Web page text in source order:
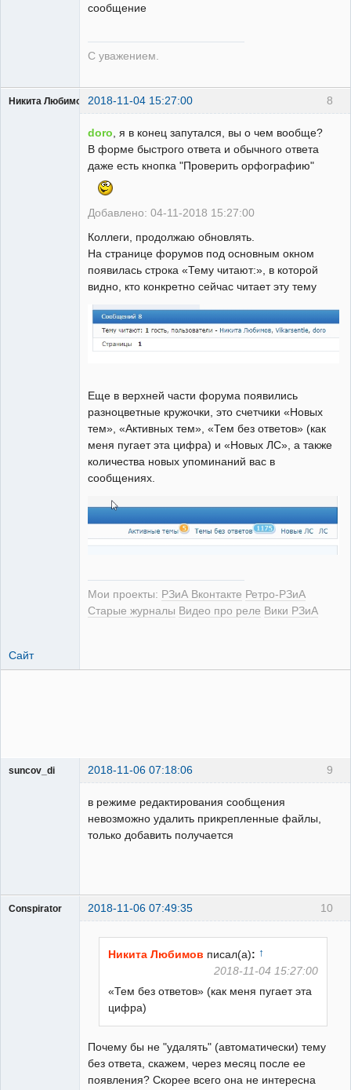
сообщение
С уважением.
8
Никита Любимов 2018-11-04 15:27:00
doro, я в конец запутался, вы о чем вообще?
В форме быстрого ответа и обычного ответа
даже есть кнопка "Проверить орфографию"
Добавлено: 04-11-2018 15:27:00
Коллеги, продолжаю обновлять.
На странице форумов под основным окном
появилась строка «Тему читают:», в которой
видно, кто конкретно сейчас читает эту тему
Еще в верхней части форума появились
разноцветные кружочки, это счетчики «Новых
тем», «Активных тем», «Тем без ответов» (как
меня пугает эта цифра) и «Новых ЛС», а также
количества новых упоминаний вас в
сообщениях.
Мои проекты: РЗиА Вконтакте Ретро-РЗиА
Старые журналы Видео про реле Вики РЗиА
Сайт
9
suncov_di 2018-11-06 07:18:06
в режиме редактирования сообщения
невозможно удалить прикрепленные файлы,
только добавить получается
10
Conspirator 2018-11-06 07:49:35
Никита Любимов писал(а): ↑
2018-11-04 15:27:00
«Тем без ответов» (как меня пугает эта
цифра)
Почему бы не "удалять" (автоматически) тему
без ответа, скажем, через месяц после ее
появления? Скорее всего она не интересна